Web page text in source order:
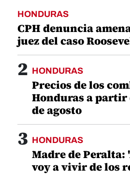
HONDURAS
CPH denuncia
juez del caso
2 HONDURAS
Precios de los
Honduras a partir
de agosto
3 HONDURAS
Madre de Peralta:
voy a vivir de los